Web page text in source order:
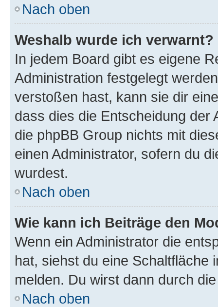
Nach oben
Weshalb wurde ich verwarnt?
In jedem Board gibt es eigene
Administration festgelegt
verstoßen hast, kann sie dir
dass dies die Entscheidung der
die phpBB Group nichts mit
einen Administrator, sofern du
wurdest.
Nach oben
Wie kann ich Beiträge den
Wenn ein Administrator die
hat, siehst du eine Schaltfläche
melden. Du wirst dann durch
Nach oben